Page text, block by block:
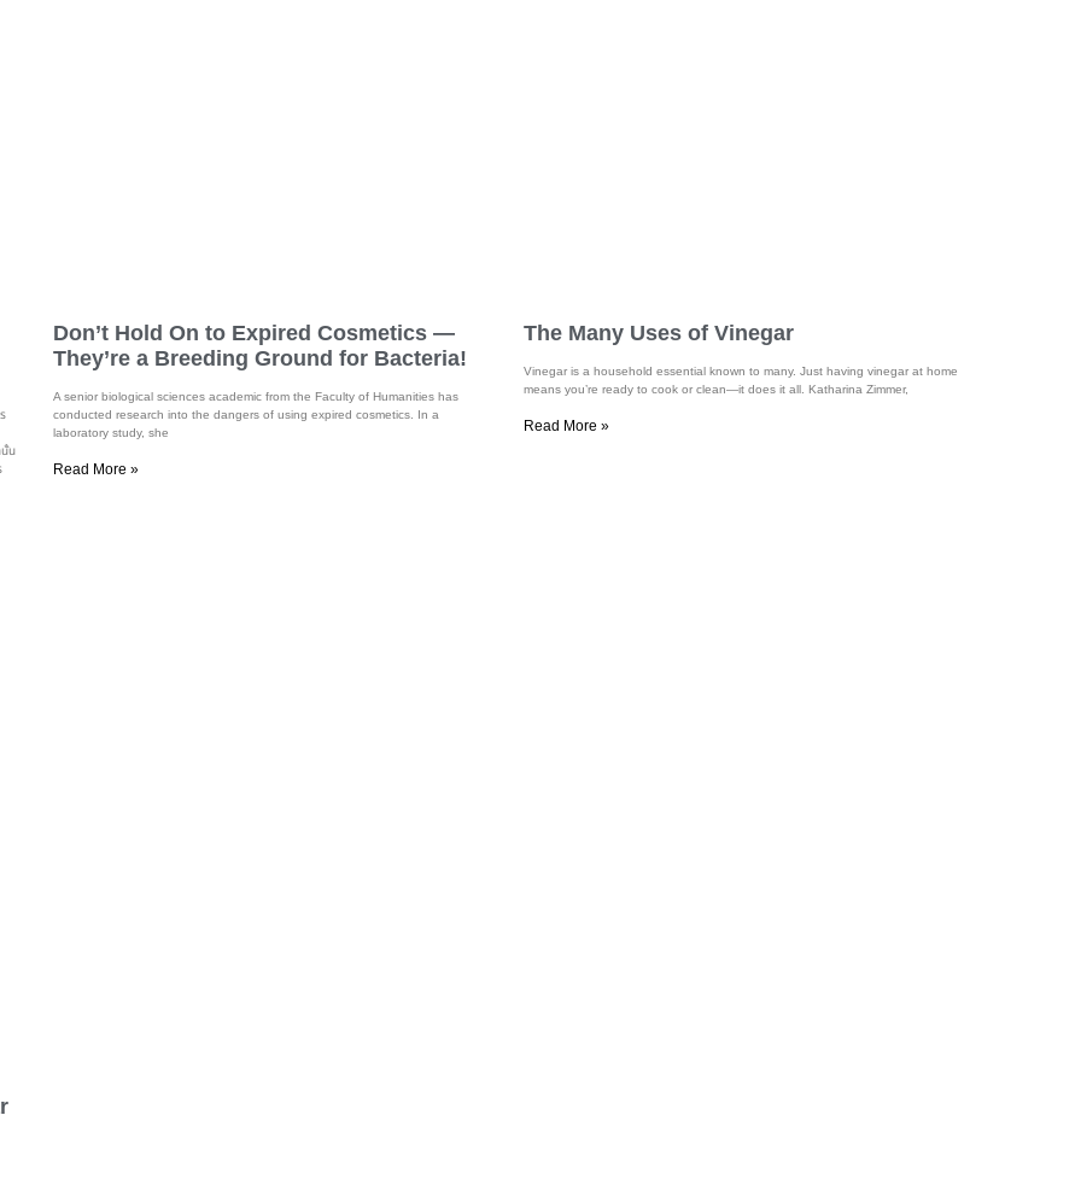
นั้น
Don’t Hold On to Expired Cosmetics —
They’re a Breeding Ground for Bacteria!
A senior biological sciences academic from the Faculty of Humanities has
conducted research into the dangers of using expired cosmetics. In a
laboratory study, she
Read More »
The Many Uses of Vinegar
Vinegar is a household essential known to many. Just having vinegar at home
means you’re ready to cook or clean—it does it all. Katharina Zimmer,
Read More »